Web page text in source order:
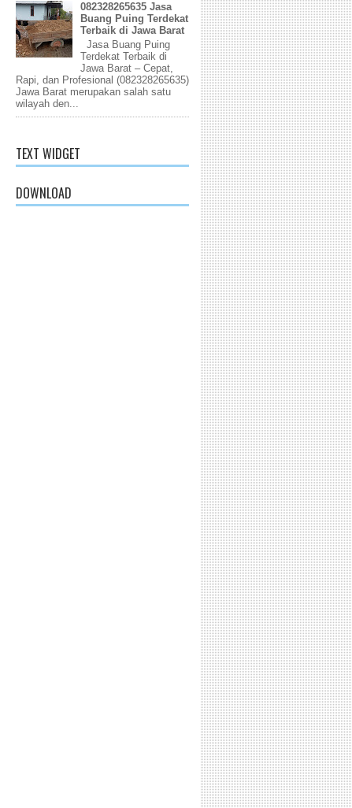
082328265635 Jasa
Buang Puing Terdekat
Terbaik di Jawa Barat
Jasa Buang Puing
Terdekat Terbaik di
Jawa Barat – Cepat,
Rapi, dan Profesional (082328265635)
Jawa Barat merupakan salah satu
wilayah den...
TEXT WIDGET
DOWNLOAD